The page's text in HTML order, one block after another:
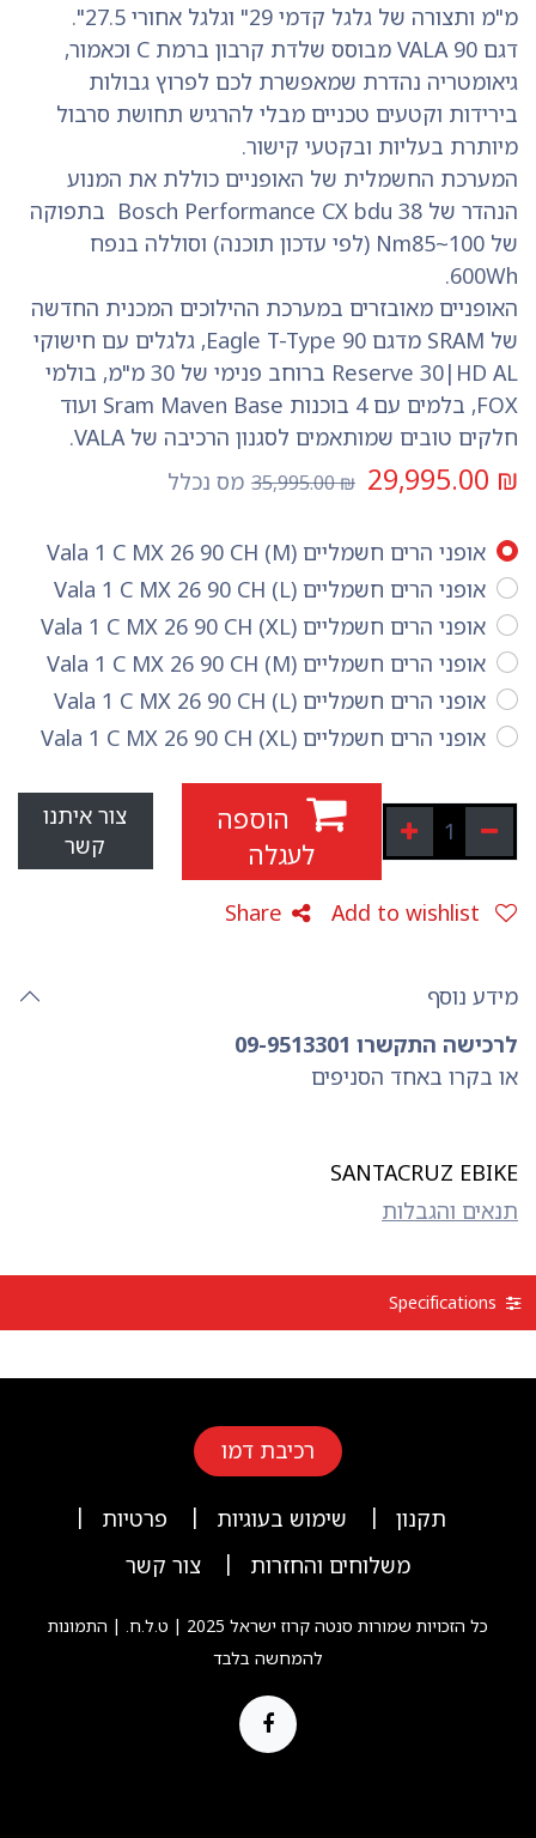
מ"מ ותצורה של גלגל קדמי 29" וגלגל אחורי 27.5".
דגם VALA 90 מבוסס שלדת קרבון ברמת C וכאמור,
גיאומטריה נהדרת שמאפשרת לכם לפרוץ גבולות
בירידות וקטעים טכניים מבלי להרגיש תחושת סרבול
מיותרת בעליות ובקטעי קישור.
המערכת החשמלית של האופניים כוללת את המנוע
הנהדר של Bosch Performance CX bdu 38 בתפוקה
של Nm85~100 (לפי עדכון תוכנה) וסוללה בנפח
600Wh.
האופניים מאובזרים במערכת ההילוכים המכנית החדשה
של SRAM מדגם 90 Eagle T-Type, גלגלים עם חישוקי
Reserve 30|HD AL ברוחב פנימי של 30 מ"מ, בולמי
FOX, בלמים עם 4 בוכנות Sram Maven Base ועוד
חלקים טובים שמותאמים לסגנון הרכיבה של VALA.
₪
29,995.00
₪
35,995.00 מס נכלל
אופני הרים חשמליים Vala 1 C MX 26 90 CH (M)
אופני הרים חשמליים Vala 1 C MX 26 90 CH (L)
אופני הרים חשמליים Vala 1 C MX 26 90 CH (XL)
אופני הרים חשמליים Vala 1 C MX 26 90 CH (M)
אופני הרים חשמליים Vala 1 C MX 26 90 CH (L)
אופני הרים חשמליים Vala 1 C MX 26 90 CH (XL)
הוספה
לעגלה
צור איתנו
קשר
Share
מידע נוסף
לרכישה התקשרו 09-9513301
או בקרו באחד הסניפים
SANTACRUZ EBIKE
תנאים והגבלות
רכיבת דמו
תקנון | שימוש בעוגיות | פרטיות
|
משלוחים והחזרות
| צור קשר
כל הזכויות שמורות סנטה קרוז ישראל 2025 | ט.ל.ח. | התמונות
להמחשה בלבד